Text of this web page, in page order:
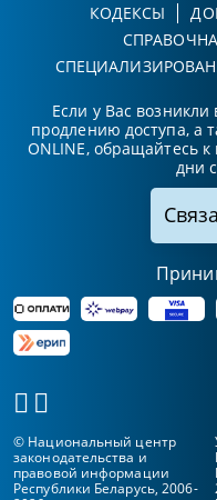
КОДЕКСЫ
Если у Вас
продлению доступа, а
ONLINE, обращайтесь
дни
© Национальный центр
законодательства и
правовой информации
Республики Беларусь, 2006-